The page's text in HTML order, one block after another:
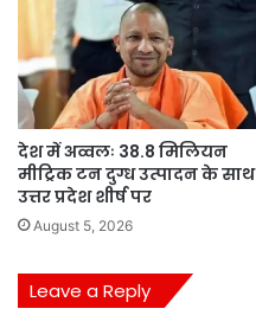
देश में अव्वलः 38.8 मिलियन
मीट्रिक टन दुग्ध उत्पादन के साथ
उत्तर प्रदेश शीर्ष पर
August 5, 2026
Leave a Reply